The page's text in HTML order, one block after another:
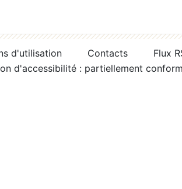
d'utilisation Contacts
Flux
d'accessibilité : partiellement